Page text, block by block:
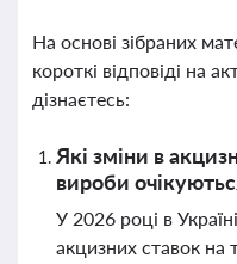
На основі зібраних
короткі відповіді на
дізнаєтесь:
Які зміни в
вироби
У 2026 році в
акцизних ставок